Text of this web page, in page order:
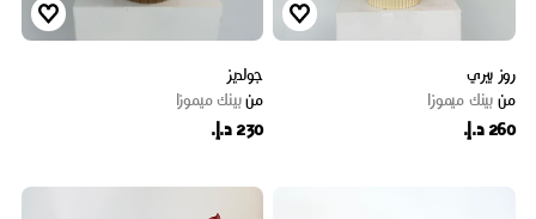
روز بيري
من بينك ميموزا
260 د.إ.
جولديز
منبينك ميموزا
230 د.إ.